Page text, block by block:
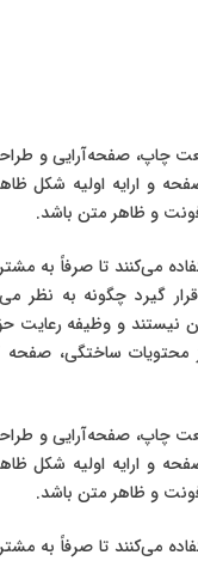
چاپ، صفحه‌آرایی و
و ارایه اولیه شکل
فونت و ظاهر متن باشد.
می‌کنند تا صرفاً به
گیرد چگونه به نظر
نیستند و وظیفه رعایت
محتویات ساختگی، صفحه
چاپ، صفحه‌آرایی و
و ارایه اولیه شکل
فونت و ظاهر متن باشد.
می‌کنند تا صرفاً به